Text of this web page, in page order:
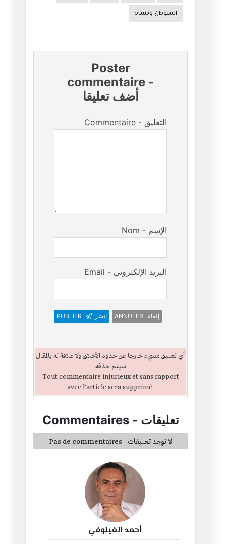
أحمد الغيلوفي
السودان وتشاد
Poster
commentaire -
أضف تعليقا
Commentaire - التعليق
Nom - الإسم
Email - البريد الإلكتروني
PUBLIER انشر ANNULER إلغاء
أي تعليق مسيء خارجا عن حدود الأخلاق ولا علاقة له بالمقال
سيتم حذفه
Tout commentaire injurieux et sans rapport
avec l'article sera supprimé.
Commentaires- تعليقات
Pas de commentaires - لا توجد تعليقات